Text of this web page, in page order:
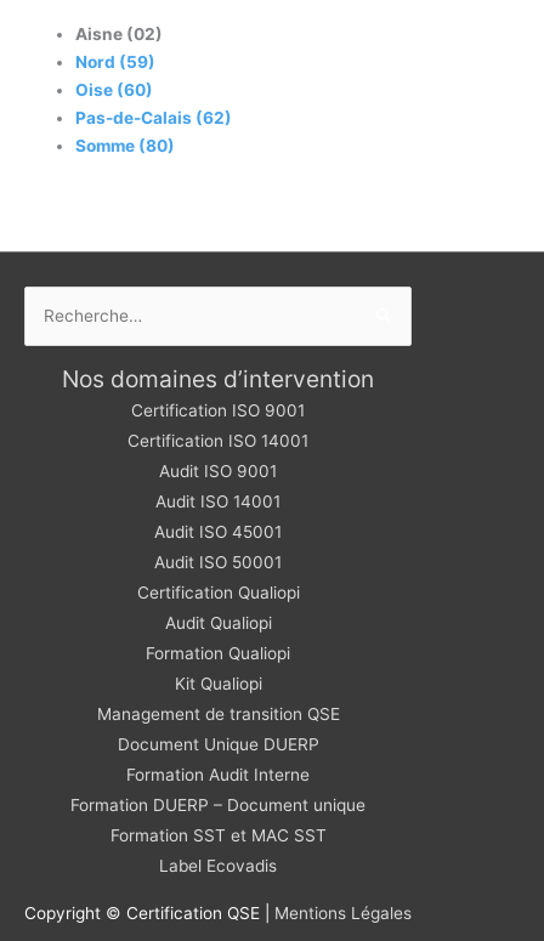
Aisne (02)
Nord (59)
Oise (60)
Pas-de-Calais (62)
Somme (80)
Nos domaines d’intervention
Certification ISO 9001
Certification ISO 14001
Audit ISO 9001
Audit ISO 14001
Audit ISO 45001
Audit ISO 50001
Certification Qualiopi
Audit Qualiopi
Formation Qualiopi
Kit Qualiopi
Management de transition QSE
Document Unique DUERP
Formation Audit Interne
Formation DUERP – Document unique
Formation SST et MAC SST
Label Ecovadis
Copyright © Certification QSE | Mentions Légales